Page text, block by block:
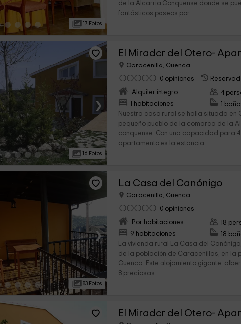
17 Fotos
de la Alcarria Conquense donde se
fantásticos paseos por...
›
16 Fotos
Caracenilla, Cuenca
0 opiniones
Alquiler íntegro
1 habitaciones
4
1
Nuestra casa rural se halla situada en
pequeño pueblo de la comarca de la
conquense. Con una capacidad para 4
apartamento es la estancia...
›
83 Fotos
La Casa del Canónigo
Caracenilla, Cuenca
0 opiniones
Por habitaciones
9 habitaciones
18
18
La vivienda rural La Casa del
de la población de Caracenillas, en la
Cuenca. Este alojamiento gigante,
8 preciosas...